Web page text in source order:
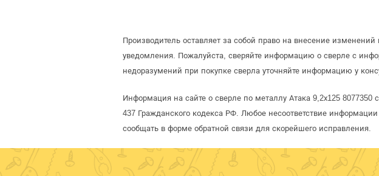
Производитель оставляет за собой право на внесение
уведомления. Пожалуйста, сверяйте информацию о сверле с
недоразумений при покупке сверла уточняйте информацию у
Информация на сайте о сверле по металлу Атака 9,2х125
437 Гражданского кодекса РФ. Любое несоответствие
сообщать в форме обратной связи для скорейшего исправления.